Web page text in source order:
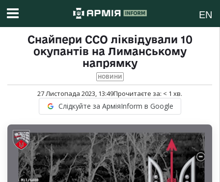
EN
Снайпери ССО ліквідували 10
окупантів на Лиманському
напрямку
НОВИНИ
27 Листопада 2023, 13:49Прочитаєте за: < 1 хв.
Слідкуйте за АрміяInform в Google